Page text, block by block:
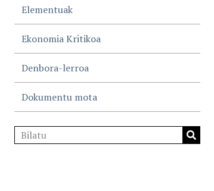
Elementuak
Ekonomia Kritikoa
Denbora-lerroa
Dokumentu mota